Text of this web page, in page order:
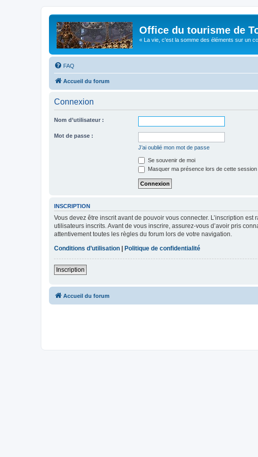
Office du tourisme de
« La vie, c'est la somme des éléments sur un
FAQ
Accueil du forum
Connexion
Nom d’utilisateur :
Mot de passe :
J’ai oublié mon mot de passe
Se souvenir de moi
Masquer ma présence lors de cette session
INSCRIPTION
Vous devez être inscrit avant de pouvoir vous connecter. L’inscription
utilisateurs inscrits. Avant de vous inscrire, assurez-vous d’avoir pris
attentivement toutes les règles du forum lors de votre navigation.
Conditions d’utilisation
Politique de confidentialité
Inscription
Accueil du forum